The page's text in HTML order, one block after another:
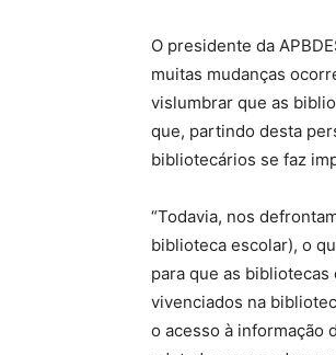
O presidente da
muitas mudanças
vislumbrar que as
que, partindo desta
bibliotecários se faz
“Todavia, nos
biblioteca escolar), o
para que as
vivenciados na
o acesso à informação